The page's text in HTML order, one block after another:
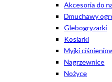
Akcesoria do
Dmuchawy
Glebogryzarki
Kosiarki
Myjki
Nagrzewnice
Nożyce